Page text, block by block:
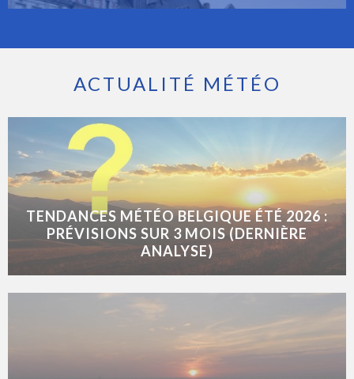
ACTUALITÉ MÉTÉO
TENDANCES MÉTÉO BELGIQUE ÉTÉ 2026 :
PRÉVISIONS SUR 3 MOIS (DERNIÈRE
ANALYSE)